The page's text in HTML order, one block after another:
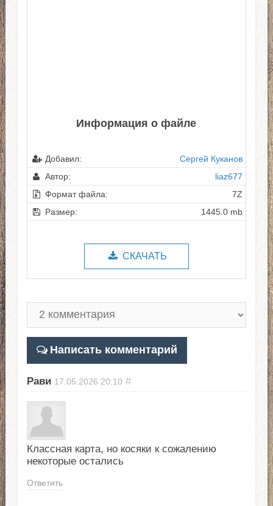
Информация о файле
Добавил:
Сергей Куканов
Автор:
liaz677
Формат файла:
7Z
Размер:
1445.0 mb
СКАЧАТЬ
Написать комментарий
Рави 17.05.2026 20:10 #
Классная карта, но косяки к сожалению
некоторые остались
Ответить